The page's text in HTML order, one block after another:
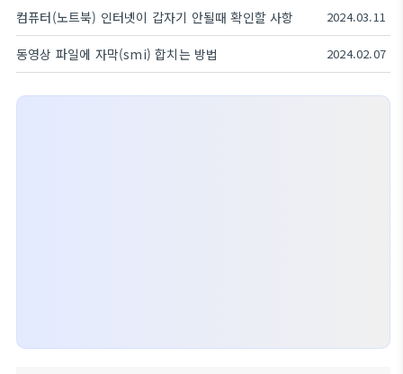
컴퓨터(노트북) 인터넷이 갑자기 안될때 확인할 사항 2024.03.11
동영상 파일에 자막(smi) 합치는 방법 2024.02.07